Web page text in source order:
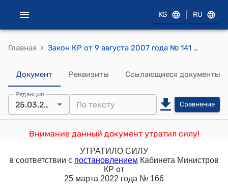
KG RU
Главная › Закон КР от 9 августа 2007 года № 141 "О внесении дополнений и Закон Кыргызской Республики "О государственной регистрации прав на недвижимое имущество и сделок с ним"
Документ Реквизиты Ссылающиеся документы
Редакция
25.03.2022 Сравнение
Внимание данный документ утратил силу!